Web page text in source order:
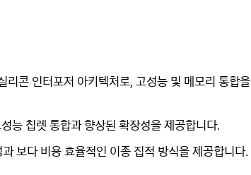
콘 인터포저 아키텍처로, 고성능 및 메모리 통합을
능 칩렛 통합과 향상된 확장성을 제공합니다.
보다 비용 효율적인 이종 집적 방식을 제공합니다.